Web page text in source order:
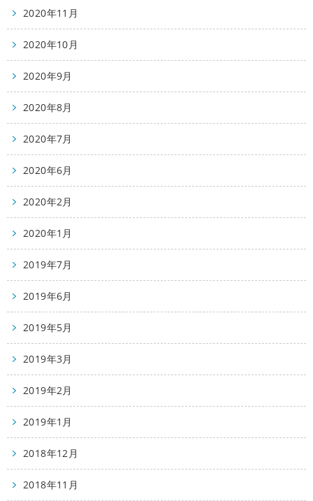
2020年11月
2020年10月
2020年9月
2020年8月
2020年7月
2020年6月
2020年2月
2020年1月
2019年7月
2019年6月
2019年5月
2019年3月
2019年2月
2019年1月
2018年12月
2018年11月